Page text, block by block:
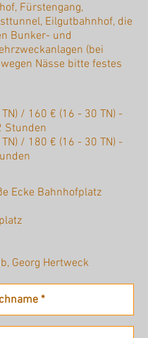
Fürstengang,
Eilgutbahnhof, die
Bunker- und
(bei
Nässe bitte festes
/ 160 € (16 - 30 TN) -
Stunden
/ 180 € (16 - 30 TN) -
Ecke Bahnhofplatz
Georg Hertweck